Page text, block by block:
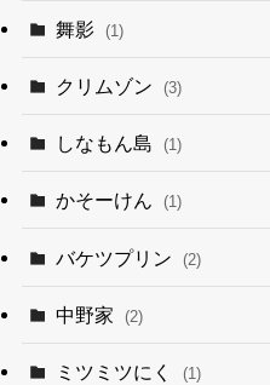
舞影 (1)
クリムゾン (3)
しなもん島 (1)
かそーけん (1)
バケツプリン (2)
中野家 (2)
ミツミツにく (1)